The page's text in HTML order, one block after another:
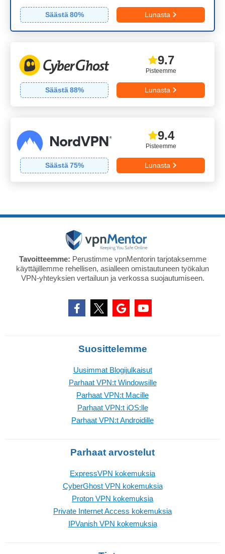
Säästä 80% Lunasta
Pisteemme
9.7
Säästä 88% Lunasta
Pisteemme
9.4
Säästä 75% Lunasta
Tavoitteemme: Perustimme vpnMentorin tarjotaksemme
käyttäjillemme rehellisen, asialleen omistautuneen työkalun
VPN-yhteyksien vertailuun ja verkossa suojautumiseen.
Suosittelemme
Uusimmat Blogijulkaisut
Parhaat VPN:t Windowsille
Parhaat VPN:t Macille
Parhaat VPN:t iOS:lle
Parhaat VPN:t Androidille
Parhaat arvostelut
ExpressVPN kokemuksia
CyberGhost VPN kokemuksia
Proton VPN kokemuksia
Private Internet Access kokemuksia
IPVanish VPN kokemuksia